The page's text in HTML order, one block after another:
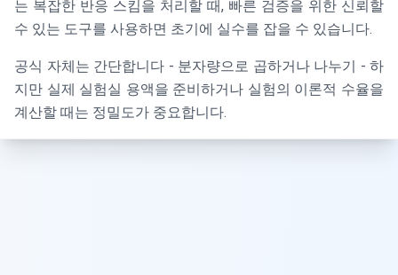
는 복잡한 반응 스킴을 처리할 때, 빠른 검증을 위한 신뢰할
수 있는 도구를 사용하면 초기에 실수를 잡을 수 있습니다.
공식 자체는 간단합니다 - 분자량으로 곱하거나 나누기 - 하
지만 실제 실험실 용액을 준비하거나 실험의 이론적 수율을
계산할 때는 정밀도가 중요합니다.